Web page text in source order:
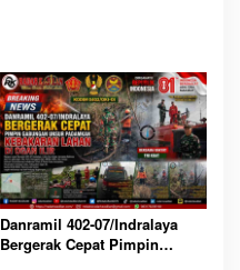
Danramil 402-07/Indralaya
Bergerak Cepat Pimpin